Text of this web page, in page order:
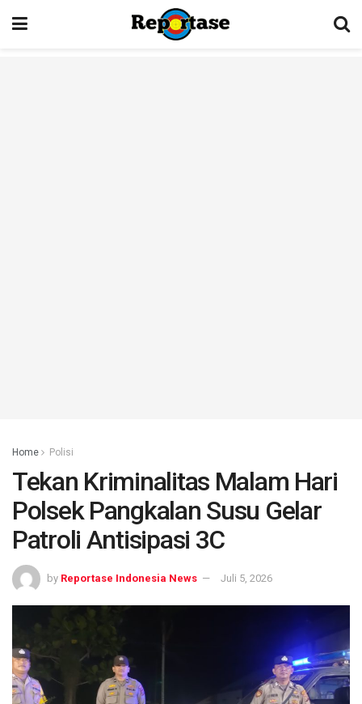
Home Polisi
Tekan Kriminalitas Malam Hari
Polsek Pangkalan Susu Gelar
Patroli Antisipasi 3C
by Reportase Indonesia News Juli 5, 2026